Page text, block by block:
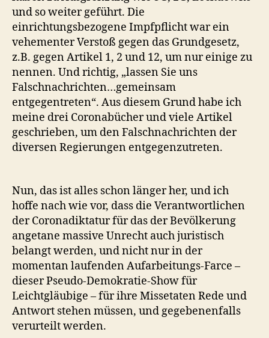
und so weiter geführt. Die
einrichtungsbezogene Impfpflicht war ein
vehementer Verstoß gegen das Grundgesetz,
z.B. gegen Artikel 1, 2 und 12, um nur einige zu
nennen. Und richtig, „lassen Sie uns
Falschnachrichten…gemeinsam
entgegentreten“. Aus diesem Grund habe ich
meine drei Coronabücher und viele Artikel
geschrieben, um den Falschnachrichten der
diversen Regierungen entgegenzutreten.
Nun, das ist alles schon länger her, und ich
hoffe nach wie vor, dass die Verantwortlichen
der Coronadiktatur für das der Bevölkerung
angetane massive Unrecht auch juristisch
belangt werden, und nicht nur in der
momentan laufenden Aufarbeitungs-Farce –
dieser Pseudo-Demokratie-Show für
Leichtgläubige – für ihre Missetaten Rede und
Antwort stehen müssen, und gegebenenfalls
verurteilt werden.